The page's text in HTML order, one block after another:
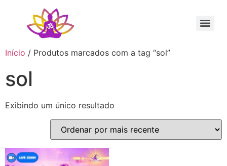
Início / Produtos marcados com a tag “sol”
sol
Exibindo um único resultado